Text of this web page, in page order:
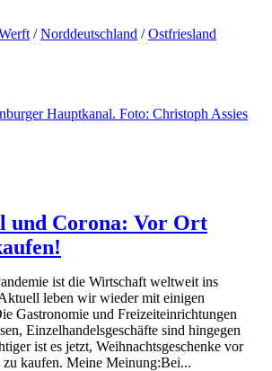
/Norddeutschland /Ostfriesland
und Corona: Vor Ort
ist die Wirtschaft weltweit ins
leben wir wieder mit einigen
Gastronomie und Freizeiteinrichtungen
Einzelhandelsgeschäfte sind hingegen
ist es jetzt, Weihnachtsgeschenke vor
kaufen. Meine Meinung:Bei...